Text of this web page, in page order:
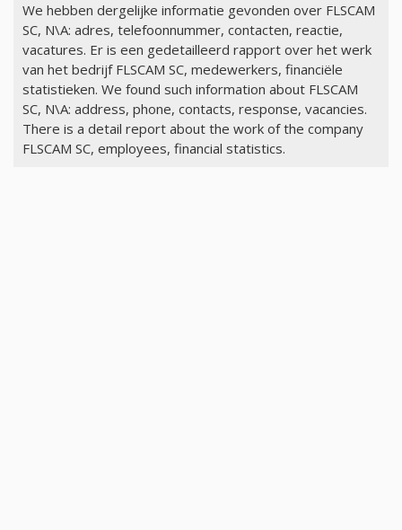
We hebben dergelijke informatie gevonden over FLSCAM
SC, N\A: adres, telefoonnummer, contacten, reactie,
vacatures. Er is een gedetailleerd rapport over het werk
van het bedrijf FLSCAM SC, medewerkers, financiële
statistieken. We found such information about FLSCAM
SC, N\A: address, phone, contacts, response, vacancies.
There is a detail report about the work of the company
FLSCAM SC, employees, financial statistics.